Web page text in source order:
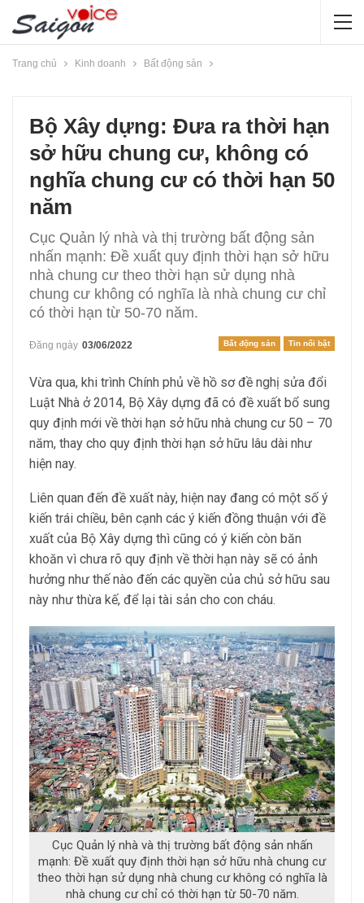
Trang chủ Kinh doanh Bất động sản
Bộ Xây dựng: Đưa ra thời hạn
sở hữu chung cư, không có
nghĩa chung cư có thời hạn 50
năm
Cục Quản lý nhà và thị trường bất động sản
nhấn mạnh: Đề xuất quy định thời hạn sở hữu
nhà chung cư theo thời hạn sử dụng nhà
chung cư không có nghĩa là nhà chung cư chỉ
có thời hạn từ 50-70 năm.
Bất động sản Tin nổi bật
Đăng ngày 03/06/2022
Vừa qua, khi trình Chính phủ về hồ sơ đề nghị sửa đổi
Luật Nhà ở 2014, Bộ Xây dựng đã có đề xuất bổ sung
quy định mới về thời hạn sở hữu nhà chung cư 50 – 70
năm, thay cho quy định thời hạn sở hữu lâu dài như
hiện nay.
Liên quan đến đề xuất này, hiện nay đang có một số ý
kiến trái chiều, bên cạnh các ý kiến đồng thuận với đề
xuất của Bộ Xây dựng thì cũng có ý kiến còn băn
khoăn vì chưa rõ quy định về thời hạn này sẽ có ảnh
hưởng như thế nào đến các quyền của chủ sở hữu sau
này như thừa kế, để lại tài sản cho con cháu.
Cục Quản lý nhà và thị trường bất động sản nhấn
mạnh: Đề xuất quy định thời hạn sở hữu nhà chung cư
theo thời hạn sử dụng nhà chung cư không có nghĩa là
nhà chung cư chỉ có thời hạn từ 50-70 năm.